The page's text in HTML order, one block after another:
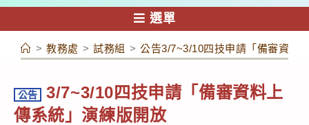
容
選單
> 教務處 > 試務組 > 公告3/7~3/10四技申請「備審資料
公告
3/7~3/10四技申請「備審資料上
傳系統」演練版開放